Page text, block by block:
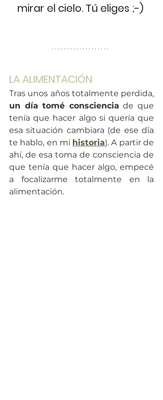
mirar el cielo. Tú eliges ;-)
LA ALIMENTACIÓN
un día tomé consciencia de que
tenía que hacer algo si quería que
esa situación cambiara (de ese día
te hablo, en mi historia). A partir de
ahí, de esa toma de consciencia de
que tenía que hacer algo, empecé
a focalizarme totalmente en la
alimentación.